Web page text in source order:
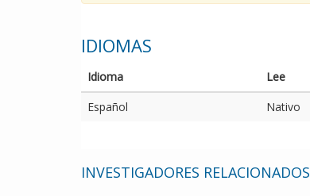
IDIOMAS
Idioma Lee
Español
Nativo
INVESTIGADORES RELACIONADOS